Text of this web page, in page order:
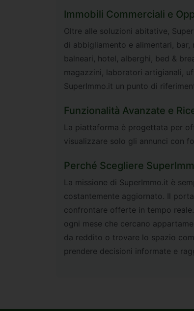
Immobili Commerciali e
Oltre alle soluzioni abitative,
di abbigliamento e alimentari,
balneari, hotel, alberghi, bed &
magazzini, laboratori artigianali,
SuperImmo.it un punto di
Funzionalità Avanzate e
La piattaforma è progettata per
visualizzare solo gli annunci con
Perché Scegliere
La missione di SuperImmo.it è
costantemente aggiornato. Il
confrontare offerte in tempo
ogni mese che cercano
da reddito o trovare lo spazio
prendere decisioni informate e